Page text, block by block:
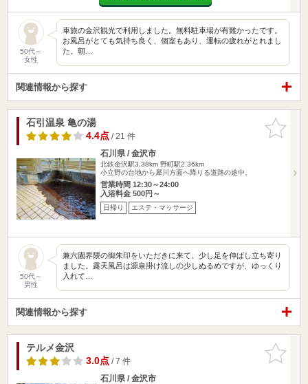
50代～
女性
車旅の金沢観光で利用しました。無料駐車場が有難かったです。
お風呂がとても気持ち良く、個室もあり、運転の疲れがとれまし
た。朝…
関連情報から探す
お気に入
りに追加
石引温泉 亀の湯
4.4点/ 21 件
石川県 / 金沢市
北鉄金沢駅3.38km 野町駅2.36km
小立野の台地から犀川方面へ降りる道路の途中。
営業時間 12:30～24:00
入浴料金 500円～
日帰り エステ・マッサージ
50代～
男性
兼六園界隈の御朱印をいただきに来て、少し足を伸ばし立ち寄り
ました。露天風呂は源泉掛け流しの少しぬるめですが、ゆっくり
入れて…
関連情報から探す
お気に入
りに追加
テルメ金沢
3.0点/ 7 件
石川県 / 金沢市